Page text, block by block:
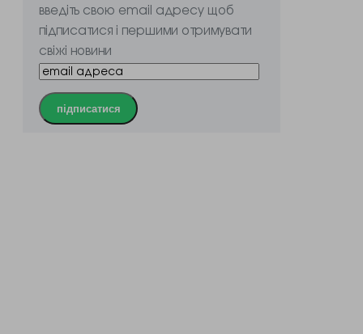
введіть свою email адресу щоб
підписатися і першими отримувати
свіжі новини
підписатися